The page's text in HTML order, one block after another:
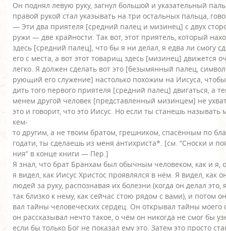
Он поднял левую руку, загнул большой и указательный
правой рукой стал указывать на три остальных пальца,
— Эти два приятеля [средний палец и мизинец] с двух
ружи — две крайности. Так вот, этот приятель, который
здесь [средний палец], что бы я ни делал, я едва ли смогу
его с места, а вот этот товарищ здесь [мизинец] движется
легко. Я должен сделать вот это [безымянный палец,
рующий его служение] настолько похожим на Иисуса,
дить того первого приятеля [средний палец] двигаться, а
менем другой человек [представленный мизинцем] не
это и говорит, что это Иисус. Но если ты станешь называть
кем-
то другим, а не твоим братом, грешником, спасённым по
годати, ты сделаешь из меня антихриста*. [см. “Сноски и
ния” в конце книги — Пер.]
Я знал, что брат Бранхам был обычным человеком, как и я,
я видел, как Иисус Христос проявлялся в нём. Я видел, как
людей за руку, распознавая их болезни (когда он делал это,
так близко к нему, как сейчас стою рядом с вами), и потом
вал тайны человеческих сердец. Он открывал тайны моего
он рассказывал нечто такое, о чём он никогда не смог бы
если бы только Бог не показал ему это. Затем это просто